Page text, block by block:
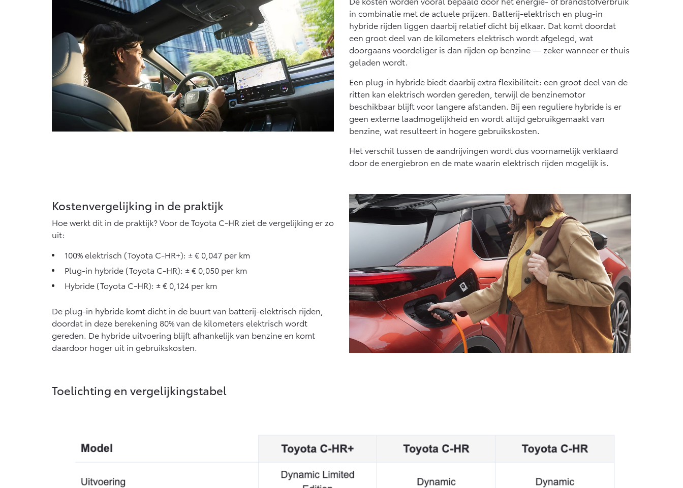
Vanaf € 76.695,- Vanaf € 27.945,- Vanaf € 37.500,- Vanaf € 55.950,-
Proace Max (excl. BTW)
OOK ALS BATTERIJ-
ELEKTRISCH
Vanaf € 46.301,-
Hilux (excl. BTW)
OOK ALS BATTERIJ-
ELEKTRISCH
Vanaf € 56.570,-
Land Cruiser (excl.
BTW)
Vanaf € 89.986,-
in combinatie met de actuele prijzen. Batterij-elektrisch en plug-in
hybride rijden liggen daarbij relatief dicht bij elkaar. Dat komt doordat
een groot deel van de kilometers elektrisch wordt afgelegd, wat
doorgaans voordeliger is dan rijden op benzine — zeker wanneer er thuis
geladen wordt.
Een plug-in hybride biedt daarbij extra flexibiliteit: een groot deel van de
ritten kan elektrisch worden gereden, terwijl de benzinemotor
beschikbaar blijft voor langere afstanden. Bij een reguliere hybride is er
geen externe laadmogelijkheid en wordt altijd gebruikgemaakt van
benzine, wat resulteert in hogere gebruikskosten.
Het verschil tussen de aandrijvingen wordt dus voornamelijk verklaard
door de energiebron en de mate waarin elektrisch rijden mogelijk is.
Kostenvergelijking in de praktijk
Hoe werkt dit in de praktijk? Voor de Toyota C-HR ziet de vergelijking er zo
uit:
100% elektrisch (Toyota C-HR+): ± € 0,047 per km
Plug-in hybride (Toyota C-HR): ± € 0,050 per km
Hybride (Toyota C-HR): ± € 0,124 per km
De plug-in hybride komt dicht in de buurt van batterij-elektrisch rijden,
doordat in deze berekening 80% van de kilometers elektrisch wordt
gereden. De hybride uitvoering blijft afhankelijk van benzine en komt
daardoor hoger uit in gebruikskosten.
Toelichting en vergelijkingstabel